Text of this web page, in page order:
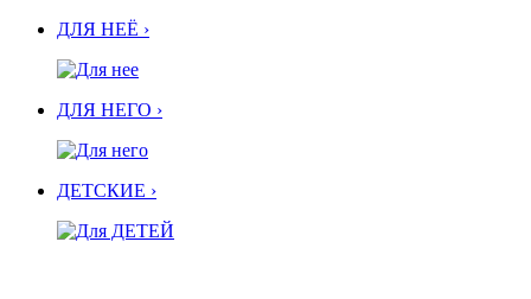
ДЛЯ НЕЁ ›
ДЛЯ НЕГО ›
ДЕТСКИЕ ›